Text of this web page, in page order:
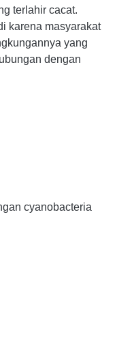
terlahir cacat.
karena masyarakat
yang
dengan
cyanobacteria